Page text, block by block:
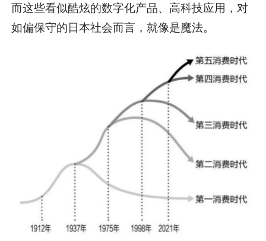
而这些看似酷炫的数字化产品、高科技应用，对
如偏保守的日本社会而言，就像是魔法。